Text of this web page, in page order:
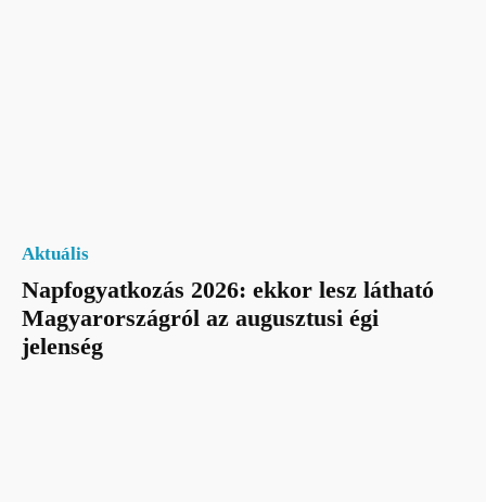
Aktuális
Napfogyatkozás 2026: ekkor lesz látható
Magyarországról az augusztusi égi
jelenség